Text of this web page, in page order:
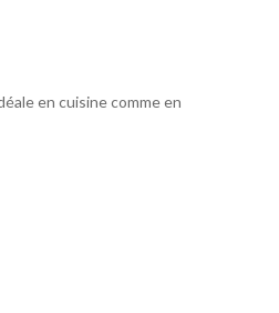
en cuisine comme en